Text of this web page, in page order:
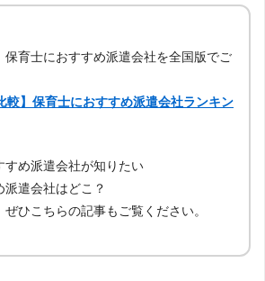
保育士におすすめ派遣会社を全国版でご
較】保育士におすすめ派遣会社ランキン
すめ派遣会社が知りたい
派遣会社はどこ？
ひこちらの記事もご覧ください。